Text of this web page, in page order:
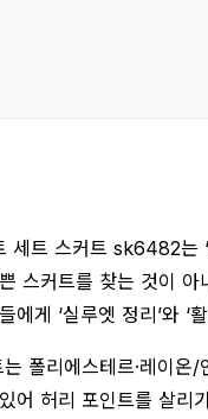
트 스커트 sk6482는
스커트를 찾는 것이
에게 ‘실루엣 정리’와
폴리에스테르·레이
어 허리 포인트를 살리